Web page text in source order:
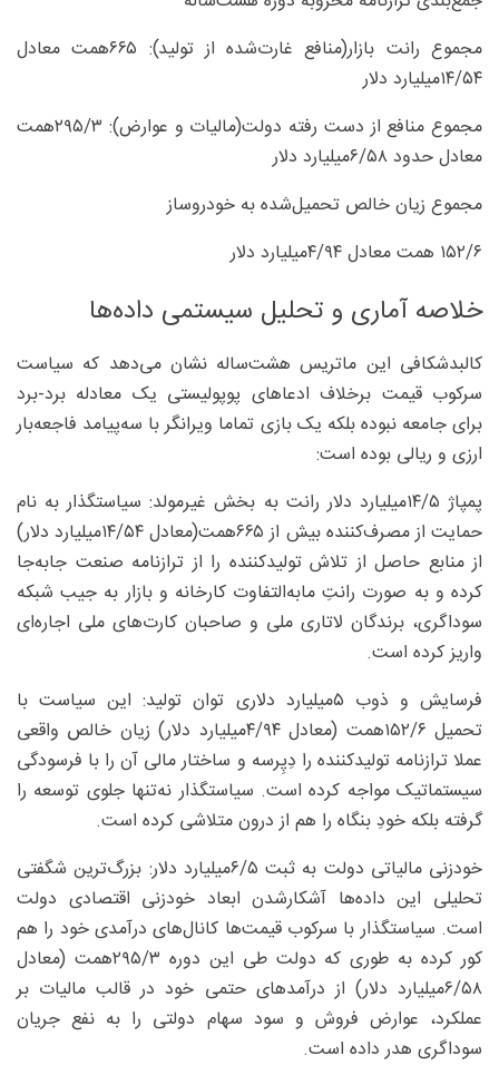
مجموع رانت بازار(منافع غارت‌شده از تولید): ۶۶۵همت معادل
۵۴/‏۱۴‌میلیارد دلار
مجموع منافع از دست رفته دولت(مالیات و عوارض): ۳/‏۲۹۵همت
معادل حدود ۵۸/‏۶‌میلیارد دلار
مجموع زیان خالص تحمیل‌شده به خودروساز
۶/‏۱۵۲ همت معادل ۹۴/‏۴‌میلیارد دلار
خلاصه آماری و تحلیل سیستمی داده‌ها
کالبدشکافی این ماتریس هشت‌ساله نشان می‌دهد که سیاست
سرکوب قیمت برخلاف ادعاهای پوپولیستی یک معادله برد-برد
برای جامعه نبوده بلکه یک بازی تماما ویرانگر با سه‌پیامد فاجعه‌بار
ارزی و ریالی بوده است:
پمپاژ ۵/‏۱۴‌میلیارد دلار رانت به بخش غیرمولد: سیاستگذار به نام
حمایت از مصرف‌کننده بیش از ۶۶۵همت(معادل ۵۴/‏۱۴‌میلیارد دلار)
از منابع حاصل از تلاش تولیدکننده را از ترازنامه صنعت جابه‌جا
کرده و به صورت رانتِ مابه‌التفاوت کارخانه و بازار به جیب شبکه
سوداگری، برندگان لاتاری ملی و صاحبان کارت‌های ملی اجاره‌ای
واریز کرده است.
فرسایش و ذوب ۵‌میلیارد دلاری توان تولید: این سیاست با
تحمیل ۶/‏۱۵۲همت (معادل ۹۴/‏۴‌میلیارد دلار) زیان خالص واقعی
عملا ترازنامه تولیدکننده را دِپِرسه و ساختار مالی آن را با فرسودگی
سیستماتیک مواجه کرده است. سیاستگذار نه‌تنها جلوی توسعه را
گرفته بلکه خودِ بنگاه را هم از درون متلاشی کرده است.
خودزنی مالیاتی دولت به ثبت ۵/‏۶‌میلیارد دلار: بزرگ‌ترین شگفتی
تحلیلی این داده‌ها آشکارشدن ابعاد خودزنی اقتصادی دولت
است. سیاستگذار با سرکوب قیمت‌ها کانال‌های درآمدی خود را هم
کور کرده به طوری که دولت طی این دوره ۳/‏۲۹۵همت (معادل
۵۸/‏۶‌میلیارد دلار) از درآمدهای حتمی خود در قالب مالیات بر
عملکرد، عوارض فروش و سود سهام دولتی را به نفع جریان
سوداگری هدر داده است.